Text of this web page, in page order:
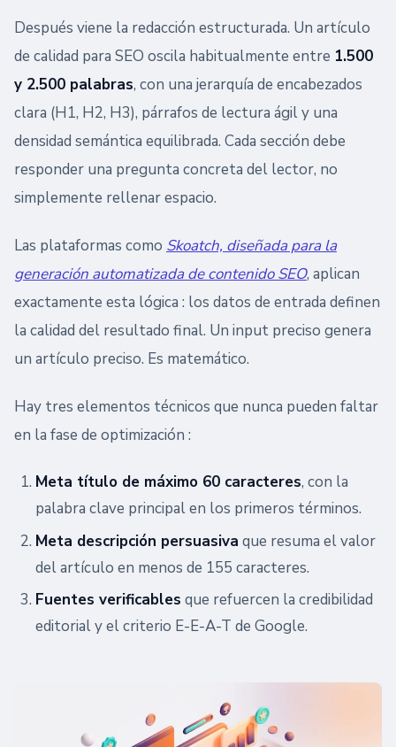
Después viene la redacción estructurada. Un artículo
de calidad para SEO oscila habitualmente entre 1.500
y 2.500 palabras, con una jerarquía de encabezados
clara (H1, H2, H3), párrafos de lectura ágil y una
densidad semántica equilibrada. Cada sección debe
responder una pregunta concreta del lector, no
simplemente rellenar espacio.
Las plataformas como Skoatch, diseñada para la
generación automatizada de contenido SEO, aplican
exactamente esta lógica : los datos de entrada definen
la calidad del resultado final. Un input preciso genera
un artículo preciso. Es matemático.
Hay tres elementos técnicos que nunca pueden faltar
en la fase de optimización :
Meta título de máximo 60 caracteres, con la
palabra clave principal en los primeros términos.
Meta descripción persuasiva que resuma el valor
del artículo en menos de 155 caracteres.
Fuentes verificables que refuercen la credibilidad
editorial y el criterio E-E-A-T de Google.